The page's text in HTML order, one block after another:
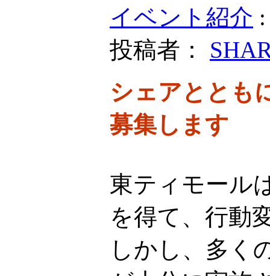
イベント紹介
投稿者：
シェアととも
募集します
東ティモール
を得て、行動
しかし、多く